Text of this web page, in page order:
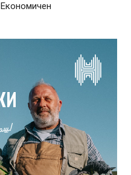
Економичен